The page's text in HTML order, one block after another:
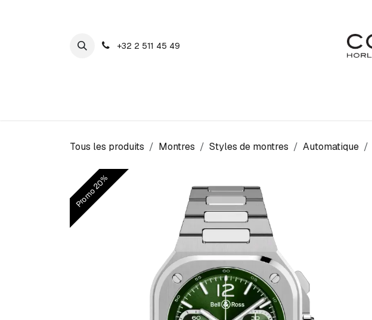
+32 2 511 45 49
Tous les produits Montres Styles de montres Automatique
Promo 20%